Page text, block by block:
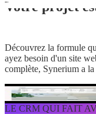
Votre projet
Découvrez la formule
ayez besoin d'un site
complète, Synerium a
LE CRM QUI FAIT